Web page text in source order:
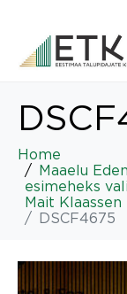
Home
Maaelu
esimeheks
Mait Klaassen
DSCF4675